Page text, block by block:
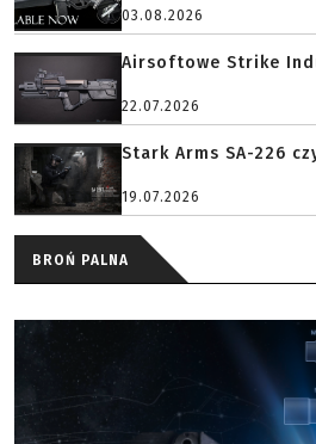
03.08.2026
Airsoftowe Strike
22.07.2026
Stark Arms SA-226
19.07.2026
BROŃ PALNA